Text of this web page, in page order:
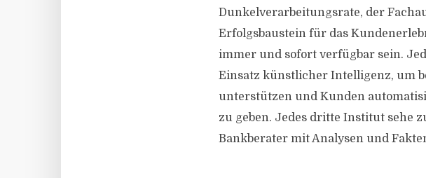
Dunkelverarbeitungsrate, der
Erfolgsbaustein für das
immer und sofort verfügbar sein.
Einsatz künstlicher Intelligenz, um
unterstützen und Kunden
zu geben. Jedes dritte Institut sehe
Bankberater mit Analysen und